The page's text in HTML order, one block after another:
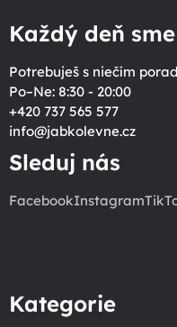
Každý deň
Potrebuješ s niečím
Po–Ne: 8:30 - 20:00
+420 737 565 577
info@jabkolevne.cz
Sleduj nás
FacebookInstagram
Kategorie